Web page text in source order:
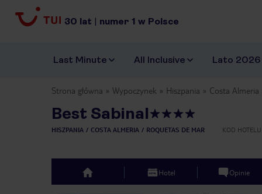
30 lat | numer 1 w Polsce
Last Minute All Inclusive Lato 2026
Strona główna Wypoczynek Hiszpania Costa Almeria
Best Sabinal
HISZPANIA COSTA ALMERIA ROQUETAS DE MAR KOD HOTELU
top Hotel Opinie